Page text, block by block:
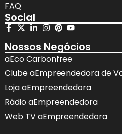
FAQ
Social
Nossos Negócios
aEco Carbonfree
Clube aEmpreendedora de
Loja aEmpreendedora
Rádio aEmpreendedora
Web TV aEmpreendedora